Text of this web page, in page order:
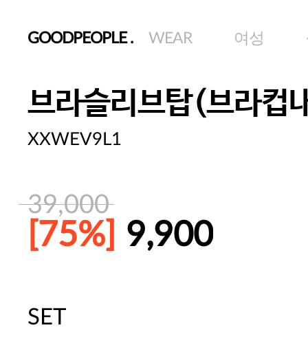
GOODPEOPLE. WEAR 여성
브라슬리브탑(브라컵
XXWEV9L1
39,000
[75%] 9,900
주말특가 20%(8.7~8.9)/5만원 이
SET